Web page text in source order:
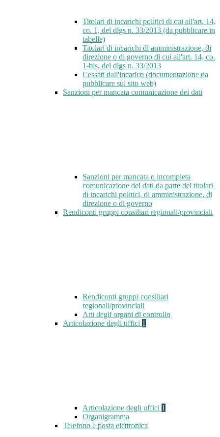
Titolari di incarichi politici di cui all'art. 14,
co. 1, del dlgs n. 33/2013 (da pubblicare in
tabelle)
Titolari di incarichi di amministrazione, di
direzione o di governo di cui all'art. 14, co.
1-bis, del dlgs n. 33/2013
Cessati dall'incarico (documentazione da
pubblicare sul sito web)
Sanzioni per mancata comunicazione dei dati
Sanzioni per mancata o incompleta
comunicazione dei dati da parte dei titolari
di incarichi politici, di amministrazione, di
direzione o di governo
Rendiconti gruppi consiliari regionali/provinciali
Rendiconti gruppi consiliari
regionali/provinciali
Atti degli organi di controllo
Articolazione degli uffici 1
Articolazione degli uffici 1
Organigramma
Telefono e posta elettronica